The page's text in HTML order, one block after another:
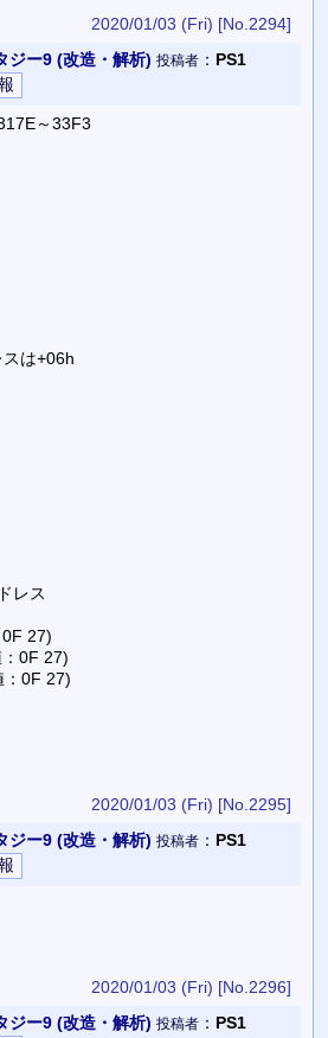
2020/01/03 (Fri) [No.2294]
ジー9 (改造・解析) 投稿者： PS1
～33F3
は+06h
レス
27)
0F 27)
：0F 27)
2020/01/03 (Fri) [No.2295]
ジー9 (改造・解析) 投稿者： PS1
2020/01/03 (Fri) [No.2296]
ジー9 (改造・解析) 投稿者： PS1